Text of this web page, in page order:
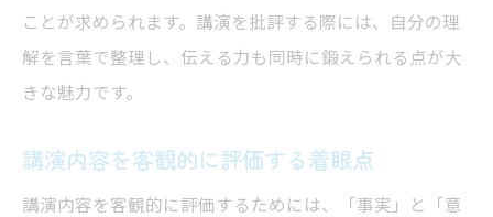
講演を深く理解できる批評文の表現法
講演批評における分かりやすさの工夫
感想文で避けたい言葉と注意点
講演感想文で控えるべき表現と理由
ことが求められます。講演を批評する際には、自分の理
解を言葉で整理し、伝える力も同時に鍛えられる点が大
きな魅力です。
講演内容を客観的に評価する着眼点
講演内容を客観的に評価するためには、「事実」と「意